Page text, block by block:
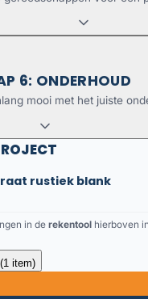
6: ONDERHOUD
mooi met het juiste
rustiek blank
in de rekentool hierboven
item)